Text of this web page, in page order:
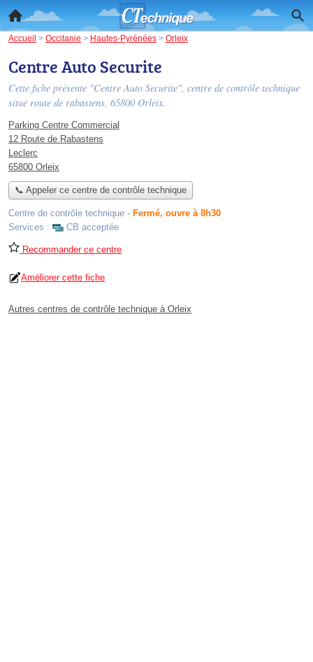
Accueil > Occitanie > Hautes-Pyrénées > Orleix
Centre Auto Securite
Cette fiche présente "Centre Auto Securite", centre de contrôle technique
situé route de rabastens, 65800 Orleix.
Parking Centre Commercial
12 Route de Rabastens
Leclerc
65800 Orleix
📞 Appeler ce centre de contrôle technique
Centre de contrôle technique - Fermé, ouvre à 8h30
Services :
CB acceptée
Recommander ce centre
Améliorer cette fiche
Autres centres de contrôle technique à Orleix